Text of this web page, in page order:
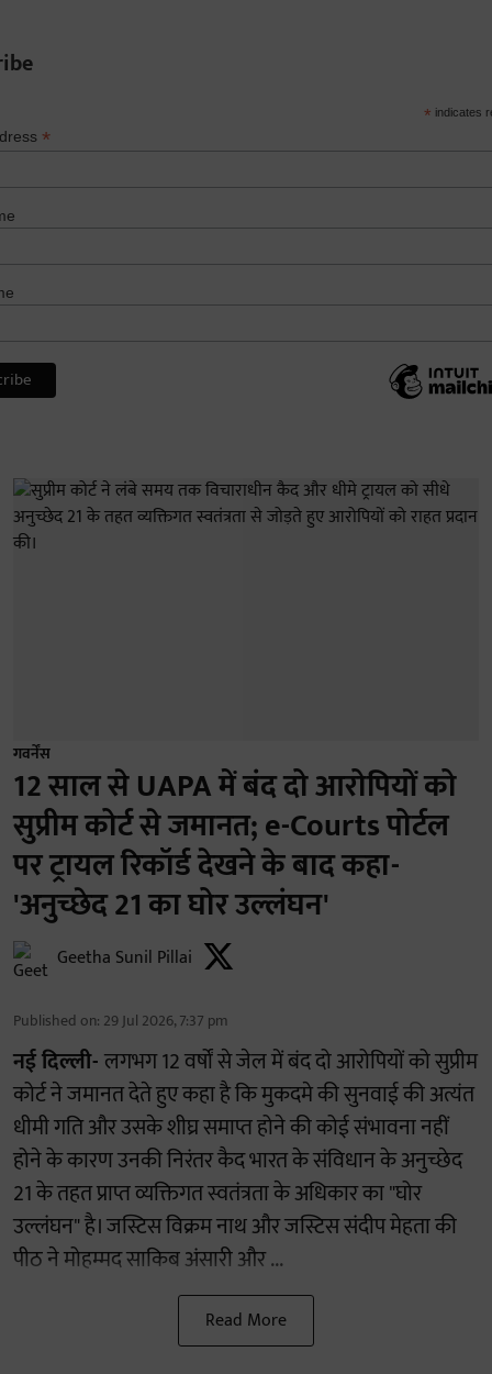
* indicates
*
गवर्नेंस
12 साल से UAPA में बंद दो आरोपियों को
सुप्रीम कोर्ट से जमानत; e-Courts पोर्टल
पर ट्रायल रिकॉर्ड देखने के बाद कहा-
'अनुच्छेद 21 का घोर उल्लंघन'
Geetha Sunil Pillai
Published on: 29 Jul 2026, 7:37 pm
नई दिल्ली-लगभग 12 वर्षों से जेल में बंद दो आरोपियों को सुप्रीम
कोर्ट ने जमानत देते हुए कहा है कि मुकदमे की सुनवाई की अत्यंत
धीमी गति और उसके शीघ्र समाप्त होने की कोई संभावना नहीं
होने के कारण उनकी निरंतर कैद भारत के संविधान के अनुच्छेद
21 के तहत प्राप्त व्यक्तिगत स्वतंत्रता के अधिकार का "घोर
उल्लंघन" है। जस्टिस विक्रम नाथ और जस्टिस संदीप मेहता की
पीठ ने मोहम्मद साकिब अंसारी और ...
Read More